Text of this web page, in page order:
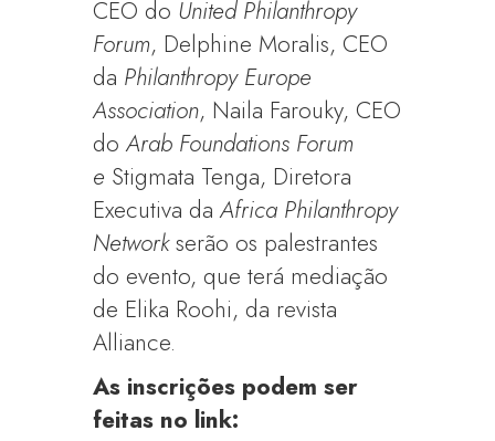
CEO do United Philanthropy
Forum, Delphine Moralis, CEO
da Philanthropy Europe
Association, Naila Farouky, CEO
doArab Foundations Forum
e Stigmata Tenga, Diretora
Executiva daAfrica Philanthropy
Networkserão os palestrantes
do evento, que terá mediação
de Elika Roohi, da revista
Alliance.
As inscrições podem ser
feitas no link: